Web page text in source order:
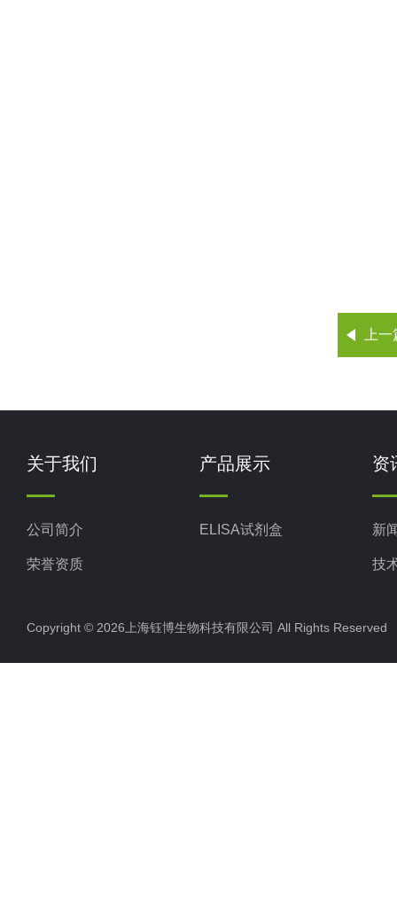
上
关于我们
公司简介
荣誉资质
产品展示
ELISA试剂盒
资
新
技
Copyright © 2026上海钰博生物科技有限公司 All Rights